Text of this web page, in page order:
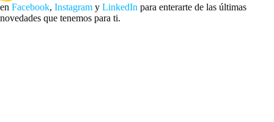
en Facebook, Instagram y LinkedIn para enterarte de las últimas
novedades que tenemos para ti.